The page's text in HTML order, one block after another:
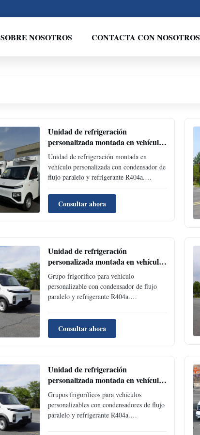
SOBRE NOSOTROS CONTACTA CON NOSOTROS
Unidad de refrigeración
personalizada montada en vehículo
con condensador de flujo paralelo y
refrigerante R404a para camiones y
furgonetas
Unidad de refrigeración montada en
vehículo personalizada con condensador de
flujo paralelo y refrigerante R404a.
eficiente para camiones/furgonetas que
transportan productos perecederos y
Consultar ahora
Unidad de refrigeración
personalizada montada en vehículo
con condensador de flujo paralelo y
refrigerante R404a para camiones y
furgonetas
Grupo frigorífico para vehículo
personalizable con condensador de flujo
paralelo y refrigerante R404a.
camiones y furgonetas. Rendimiento
certificado con opciones personalizadas
disponibles.
Consultar ahora
Unidad de refrigeración
personalizada montada en vehículo
con condensador de flujo paralelo y
refrigerante R404a para camiones y
furgonetas
Grupos frigoríficos para vehículos
personalizables con condensadores de flujo
paralelo y refrigerante R404a.